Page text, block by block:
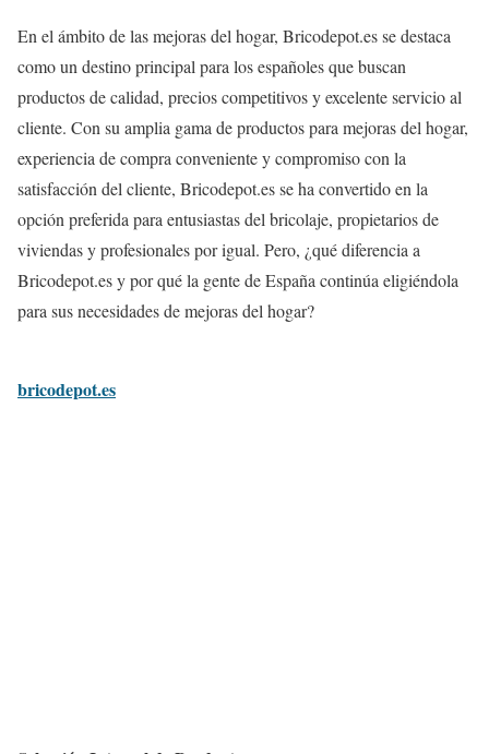
En el ámbito de las mejoras del hogar, Bricodepot.es se destaca
como un destino principal para los españoles que buscan
productos de calidad, precios competitivos y excelente servicio al
cliente. Con su amplia gama de productos para mejoras del hogar,
experiencia de compra conveniente y compromiso con la
satisfacción del cliente, Bricodepot.es se ha convertido en la
opción preferida para entusiastas del bricolaje, propietarios de
viviendas y profesionales por igual. Pero, ¿qué diferencia a
Bricodepot.es y por qué la gente de España continúa eligiéndola
para sus necesidades de mejoras del hogar?
bricodepot.es